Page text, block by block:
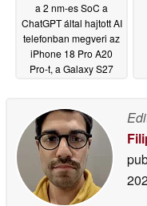
a 2 nm-es SoC a
ChatGPT által hajtott AI
telefonban megveri az
iPhone 18 Pro A20
Pro-t, a Galaxy S27
05/14/2026